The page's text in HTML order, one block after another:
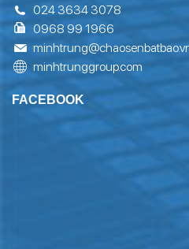
024 3634 3078
0968 99 1966
minhtrunggroup.com
FACEBOOK